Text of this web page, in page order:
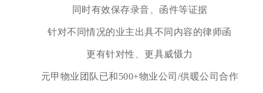
同时有效保存录音、函件等证据
针对不同情况的业主出具不同内容的律师函
更有针对性、更具威慑力
元甲物业团队已和500+物业公司/供暖公司合作